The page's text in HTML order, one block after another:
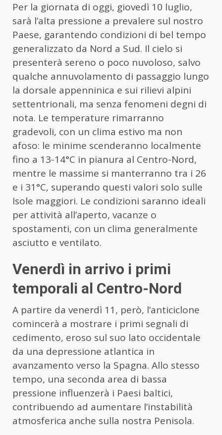
Per la giornata di oggi, giovedì 10 luglio,
sarà l’alta pressione a prevalere sul nostro
Paese, garantendo condizioni di bel tempo
generalizzato da Nord a Sud. Il cielo si
presenterà sereno o poco nuvoloso, salvo
qualche annuvolamento di passaggio lungo
la dorsale appenninica e sui rilievi alpini
settentrionali, ma senza fenomeni degni di
nota. Le temperature rimarranno
gradevoli, con un clima estivo ma non
afoso: le minime scenderanno localmente
fino a 13-14°C in pianura al Centro-Nord,
mentre le massime si manterranno tra i 26
e i 31°C, superando questi valori solo sulle
Isole maggiori. Le condizioni saranno ideali
per attività all’aperto, vacanze o
spostamenti, con un clima generalmente
asciutto e ventilato.
Venerdì in arrivo i primi
temporali al Centro-Nord
A partire da venerdì 11, però, l’anticiclone
comincerà a mostrare i primi segnali di
cedimento, eroso sul suo lato occidentale
da una depressione atlantica in
avanzamento verso la Spagna. Allo stesso
tempo, una seconda area di bassa
pressione influenzerà i Paesi baltici,
contribuendo ad aumentare l’instabilità
atmosferica anche sulla nostra Penisola.